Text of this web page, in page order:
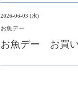
2026-06-03 (水)
お魚デー
お魚デー お買い